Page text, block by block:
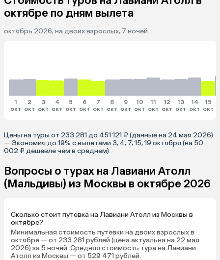
октябре по дням вылета
октябрь 2026, на двоих взрослых, 7 ночей
1
окт
2
окт
3
окт
4
окт
5
окт
6
окт
7
окт
8
окт
9
окт
10
окт
11
окт
12
окт
13
окт
14
окт
15
окт
Цены на туры от 233 281 до 451 121 ₽ (данные на 24 мая 2026)
— Экономия до 19% с вылетами 3, 4, 7, 15, 19 октября (на 50
002 ₽ дешевле чем в среднем)
Вопросы о турах на Лавиани Атолл
(Мальдивы) из Москвы в октябре 2026
Сколько стоит путевка на Лавиани Атолл из Москвы в
октябре?
Минимальная стоимость путевки на двоих взрослых в
октябре — от 233 281 рублей (цена актуальна на 22 мая
2026) за 5 ночей. Средняя стоимость тура на Лавиани
Атолл из Москвы — от 529 471 рублей.